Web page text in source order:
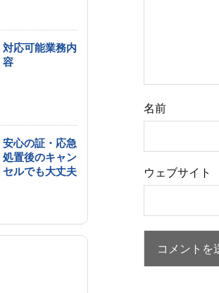
名前
ウェブサイト
対応可能業務内
容
安心の証・応急
処置後のキャン
セルでも大丈夫